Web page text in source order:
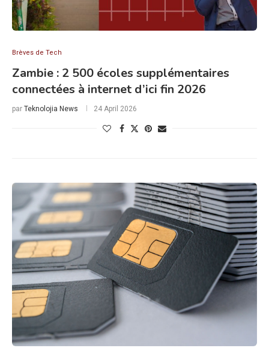
Brèves de Tech
Zambie : 2 500 écoles supplémentaires
connectées à internet d’ici fin 2026
par Teknolojia News 24 April 2026